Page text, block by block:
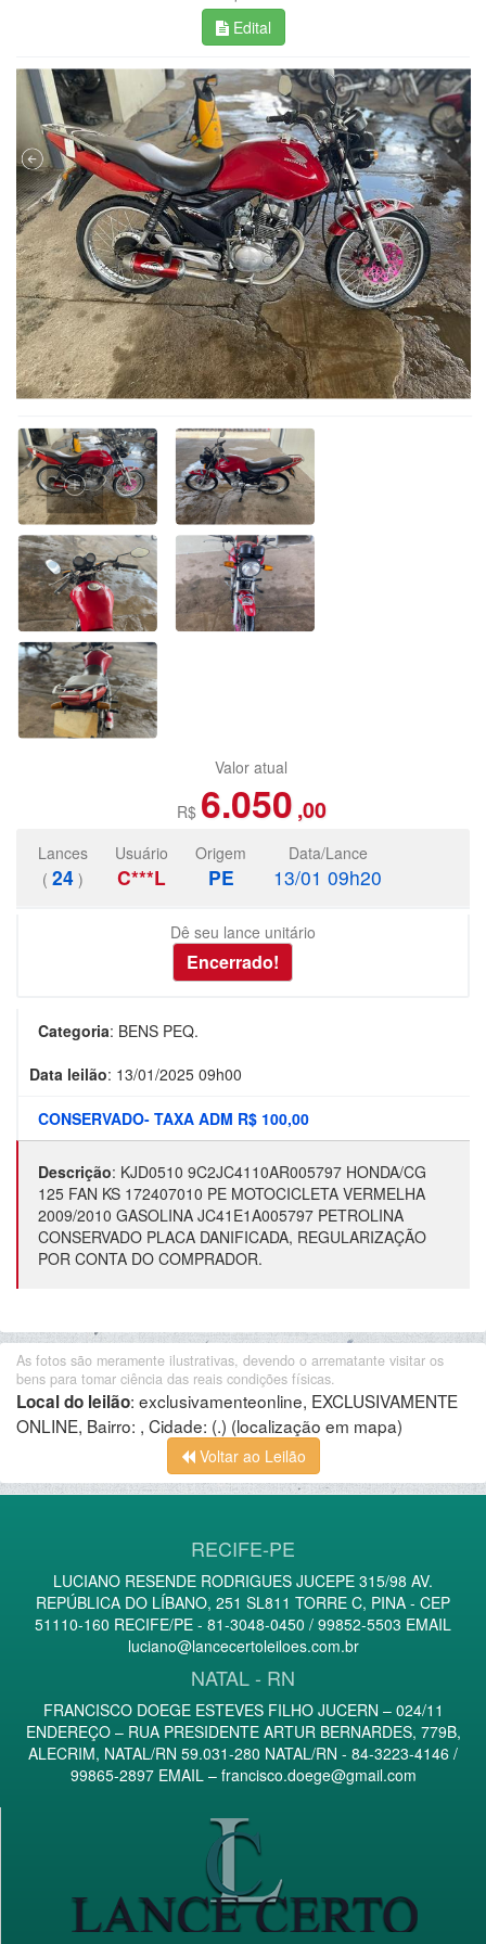
Edital
Valor atual
R$ 6.050 ,00
Lances
( 24 )
Usuário
C***L
Origem
PE
Data/Lance
13/01 09h20
Dê seu lance unitário
Categoria: BENS PEQ.
Data leilão: 13/01/2025 09h00
CONSERVADO- TAXA ADM R$ 100,00
Descrição: KJD0510 9C2JC4110AR005797 HONDA/CG
125 FAN KS 172407010 PE MOTOCICLETA VERMELHA
2009/2010 GASOLINA JC41E1A005797 PETROLINA
CONSERVADO PLACA DANIFICADA, REGULARIZAÇÃO
POR CONTA DO COMPRADOR.
As fotos são meramente ilustrativas, devendo o arrematante visitar os
bens para tomar ciência das reais condições físicas.
Local do leilão: exclusivamenteonline, EXCLUSIVAMENTE
ONLINE, Bairro: , Cidade: (.) (localização em mapa)
Voltar ao Leilão
RECIFE-PE
LUCIANO RESENDE RODRIGUES JUCEPE 315/98 AV.
REPÚBLICA DO LÍBANO, 251 SL811 TORRE C, PINA - CEP
51110-160 RECIFE/PE - 81-3048-0450 / 99852-5503 EMAIL
luciano@lancecertoleiloes.com.br
NATAL - RN
FRANCISCO DOEGE ESTEVES FILHO JUCERN – 024/11
ENDEREÇO – RUA PRESIDENTE ARTUR BERNARDES, 779B,
ALECRIM, NATAL/RN 59.031-280 NATAL/RN - 84-3223-4146 /
99865-2897 EMAIL – francisco.doege@gmail.com